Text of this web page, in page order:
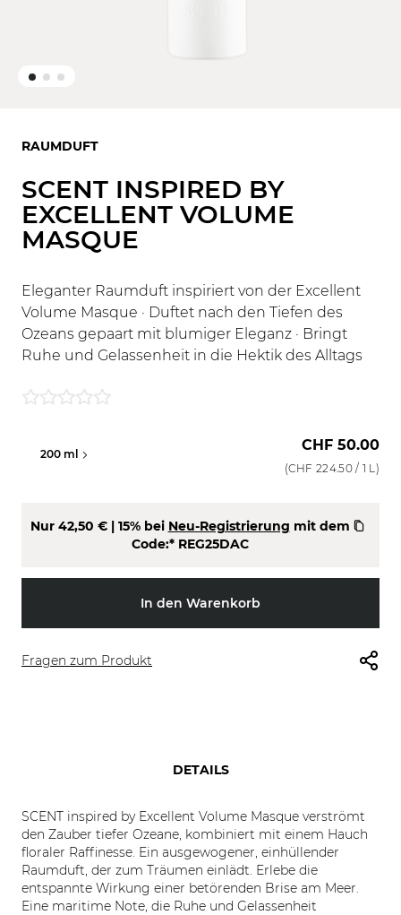
RAUMDUFT
SCENT INSPIRED BY
EXCELLENT VOLUME
MASQUE
Eleganter Raumduft inspiriert von der Excellent
Volume Masque · Duftet nach den Tiefen des
Ozeans gepaart mit blumiger Eleganz · Bringt
Ruhe und Gelassenheit in die Hektik des Alltags
200 ml
CHF 50.00
(CHF 224.50/ 1 L)
Nur 42,50 €| 15% bei Neu-Registrierung mit dem
Code:* REG25DAC
In den Warenkorb
Fragen zum Produkt
DETAILS
SCENT inspired by Excellent Volume Masque verströmt
den Zauber tiefer Ozeane, kombiniert mit einem Hauch
floraler Raffinesse. Ein ausgewogener, einhüllender
Raumduft, der zum Träumen einlädt. Erlebe die
entspannte Wirkung einer betörenden Brise am Meer.
Eine maritime Note, die Ruhe und Gelassenheit